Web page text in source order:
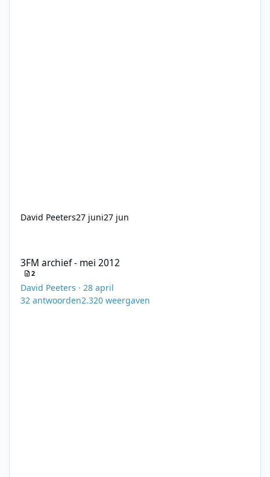
David Peeters27 juni27 jun
3FM archief - mei 2012
2
David Peeters ·28 april
32 antwoorden2.320 weergaven